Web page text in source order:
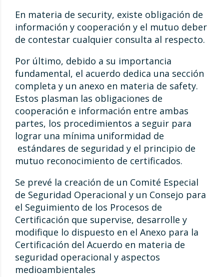
En materia de security, existe obligación de
información y cooperación y el mutuo deber
de contestar cualquier consulta al respecto.
Por último, debido a su importancia
fundamental, el acuerdo dedica una sección
completa y un anexo en materia de safety.
Estos plasman las obligaciones de
cooperación e información entre ambas
partes, los procedimientos a seguir para
lograr una mínima uniformidad de
estándares de seguridad y el principio de
mutuo reconocimiento de certificados.
Se prevé la creación de un Comité Especial
de Seguridad Operacional y un Consejo para
el Seguimiento de los Procesos de
Certificación que supervise, desarrolle y
modifique lo dispuesto en el Anexo para la
Certificación del Acuerdo en materia de
seguridad operacional y aspectos
medioambientales